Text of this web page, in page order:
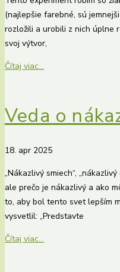
(najlepšie farebné, sú
rozložili a urobili z nich úplne
svoj výtvor,
Čítaj viac...
Veda o
18. apr 2025
„Nákazlivý smiech“,
ale prečo je nákazlivý a ako
to, aby bol tento svet lepším
vysvetlil: „Predstavte
Čítaj viac...